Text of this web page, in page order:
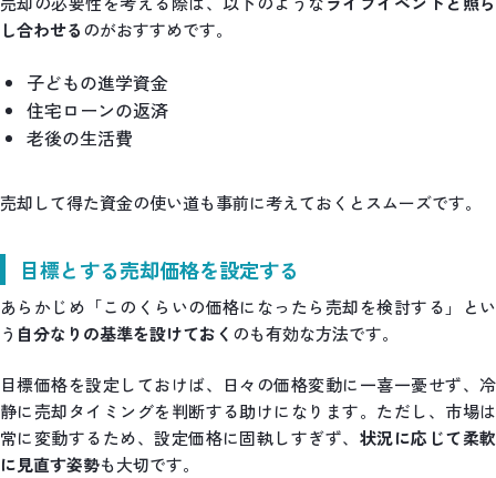
し合わせるのがおすすめです。
子どもの進学資金
住宅ローンの返済
老後の生活費
売却して得た資金の使い道も事前に考えておくとスムーズです。
目標とする売却価格を設定する
あらかじめ「このくらいの価格になったら売却を検討する」とい
う 自分なりの基準を設けておく のも有効な方法です。
目標価格を設定しておけば、日々の価格変動に一喜一憂せず、冷
静に売却タイミングを判断する助けになります。ただし、市場は
常に変動するため、設定価格に固執しすぎず、 状況に応じて柔軟
に見直す姿勢も大切です。